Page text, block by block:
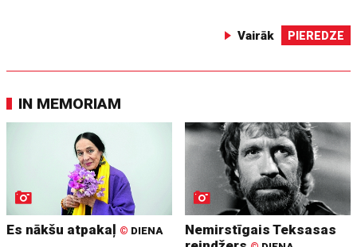
Vairāk PIEREDZE
IN MEMORIAM
Es nākšu atpakaļ © DIENA
Nemirstīgais Teksasas